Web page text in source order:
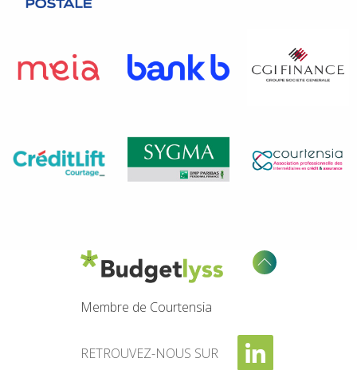
Membre de Courtensia
RETROUVEZ-NOUS SUR